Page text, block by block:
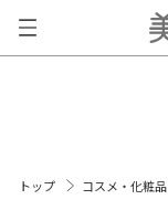
トップ コスメ・化粧品